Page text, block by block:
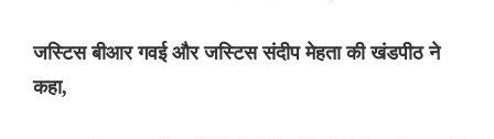
जस्टिस बीआर गवई और जस्टिस संदीप मेहता की खंडपीठ ने
कहा,